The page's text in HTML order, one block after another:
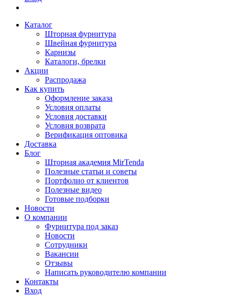
Каталог
Шторная фурнитура
Швейная фурнитура
Карнизы
Каталоги, брелки
Акции
Распродажа
Как купить
Оформление заказа
Условия оплаты
Условия доставки
Условия возврата
Верификация оптовика
Доставка
Блог
Шторная академия MirTenda
Полезные статьи и советы
Портфолио от клиентов
Полезные видео
Готовые подборки
Новости
О компании
Фурнитура под заказ
Новости
Сотрудники
Вакансии
Отзывы
Написать руководителю компании
Контакты
Вход